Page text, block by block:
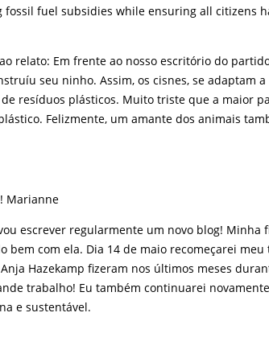
fossil fuel subsidies while ensuring all citizens
relato: Em frente ao nosso escritório do
seu ninho. Assim, os cisnes, se adaptam
resíduos plásticos. Muito triste que a maior
Felizmente, um amante dos animais
Marianne
escrever regularmente um novo blog! Minha
bem com ela. Dia 14 de maio recomeçarei
Hazekamp fizeram nos últimos meses
trabalho! Eu também continuarei
e sustentável.